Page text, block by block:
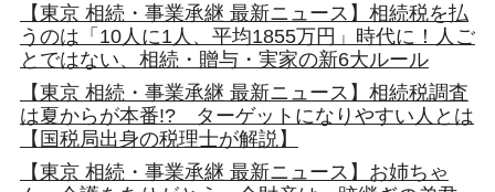
【東京 相続・事業承継 最新ニュース】相続税を払
うのは「10人に1人、平均1855万円」時代に！人ご
とではない、相続・贈与・実家の新6大ルール
【東京 相続・事業承継 最新ニュース】相続税調査
は夏からが本番!? ターゲットになりやすい人とは
【国税局出身の税理士が解説】
【東京 相続・事業承継 最新ニュース】お姉ちゃ